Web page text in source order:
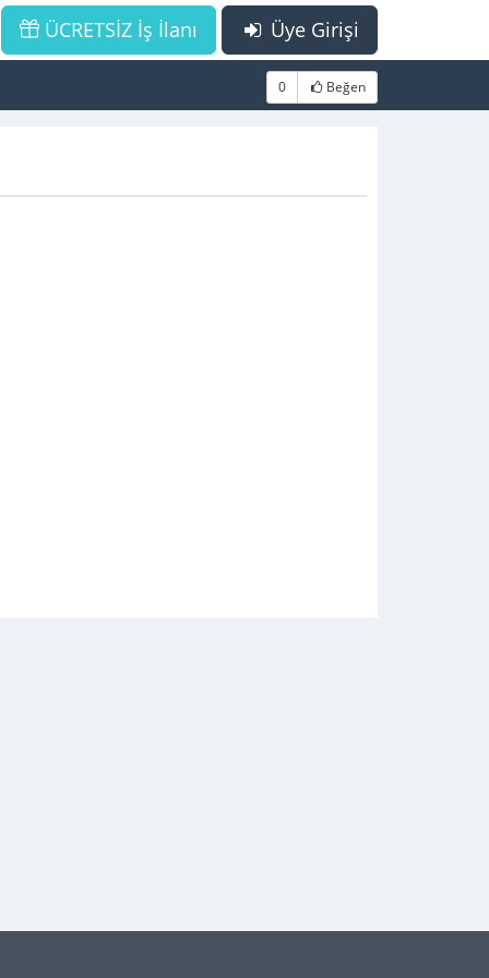
Üye Girişi
ÜCRETSİZ İş İlanı
0 Beğen